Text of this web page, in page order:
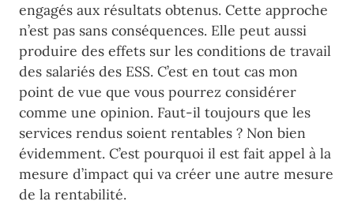
engagés aux résultats obtenus. Cette approche
n’est pas sans conséquences. Elle peut aussi
produire des effets sur les conditions de travail
des salariés des ESS. C’est en tout cas mon
point de vue que vous pourrez considérer
comme une opinion. Faut-il toujours que les
services rendus soient rentables ? Non bien
évidemment. C’est pourquoi il est fait appel à la
mesure d’impact qui va créer une autre mesure
de la rentabilité.